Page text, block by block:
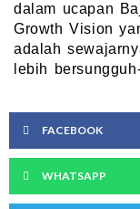
dalam ucapan
Growth Vision
adalah
lebih
FACEBOOK
WHATSAPP